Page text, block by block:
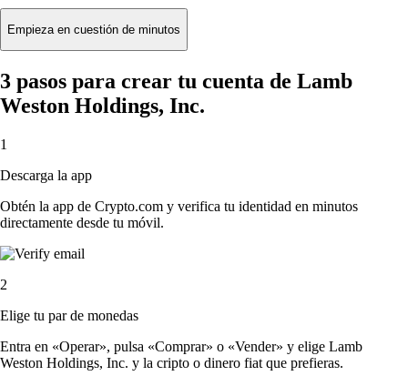
Empieza en cuestión de minutos
3 pasos para crear tu cuenta de Lamb
Weston Holdings, Inc.
1
Descarga la app
Obtén la app de Crypto.com y verifica tu identidad en minutos
directamente desde tu móvil.
2
Elige tu par de monedas
Entra en «Operar», pulsa «Comprar» o «Vender» y elige Lamb
Weston Holdings, Inc. y la cripto o dinero fiat que prefieras.